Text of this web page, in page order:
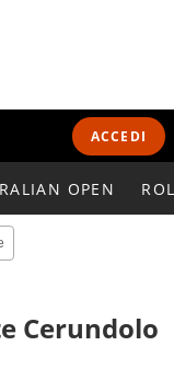
ACCEDI
OPEN
Cerundolo